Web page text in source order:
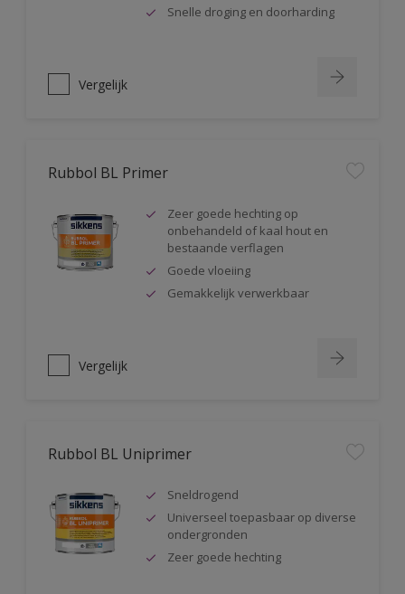
Snelle droging en doorharding
Vergelijk
Rubbol BL Primer
Zeer goede hechting op
onbehandeld of kaal hout en
bestaande verflagen
Goede vloeiing
Gemakkelijk verwerkbaar
Vergelijk
Rubbol BL Uniprimer
Sneldrogend
Universeel toepasbaar op diverse
ondergronden
Zeer goede hechting